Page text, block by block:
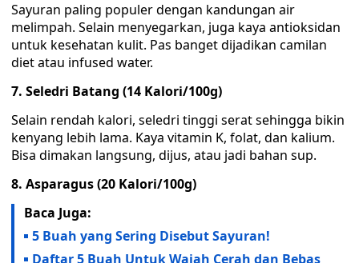
Sayuran paling populer dengan kandungan air
melimpah. Selain menyegarkan, juga kaya antioksidan
untuk kesehatan kulit. Pas banget dijadikan camilan
diet atau infused water.
7. Seledri Batang (14 Kalori/100g)
Selain rendah kalori, seledri tinggi serat sehingga bikin
kenyang lebih lama. Kaya vitamin K, folat, dan kalium.
Bisa dimakan langsung, dijus, atau jadi bahan sup.
8. Asparagus (20 Kalori/100g)
Baca Juga:
5 Buah yang Sering Disebut Sayuran!
Daftar 5 Buah Untuk Wajah Cerah dan Bebas